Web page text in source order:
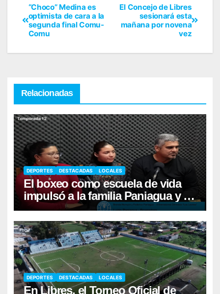
El Concejo de Libres
sesionará esta
mañana por novena
vez
“Choco” Medina es
optimista de cara a la
segunda final Comu-
Comu
Relacionadas
DEPORTES DESTACADAS LOCALES
El boxeo como escuela de vida
impulsó a la familia Paniagua y al
sueño de Luján
DEPORTES DESTACADAS LOCALES
En Libres, el Torneo Oficial de